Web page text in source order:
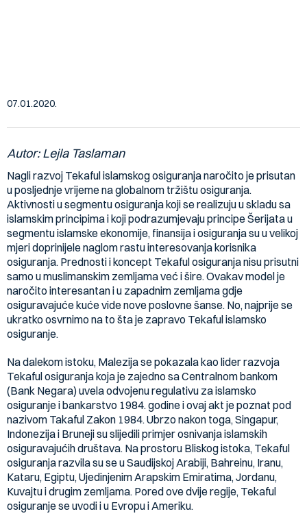
07.01.2020.
Autor: Lejla Taslaman
Nagli razvoj Tekaful islamskog osiguranja naročito je prisutan
u posljednje vrijeme na globalnom tržištu osiguranja.
Aktivnosti u segmentu osiguranja koji se realizuju u skladu sa
islamskim principima i koji podrazumjevaju principe Šerijata u
segmentu islamske ekonomije, finansija i osiguranja su u velikoj
mjeri doprinijele naglom rastu interesovanja korisnika
osiguranja. Prednosti i koncept Tekaful osiguranja nisu prisutni
samo u muslimanskim zemljama već i šire. Ovakav model je
naročito interesantan i u zapadnim zemljama gdje
osiguravajuće kuće vide nove poslovne šanse. No, najprije se
ukratko osvrnimo na to šta je zapravo Tekaful islamsko
osiguranje.
Na dalekom istoku, Malezija se pokazala kao lider razvoja
Tekaful osiguranja koja je zajedno sa Centralnom bankom
(Bank Negara) uvela odvojenu regulativu za islamsko
osiguranje i bankarstvo 1984. godine i ovaj akt je poznat pod
nazivom Takaful Zakon 1984. Ubrzo nakon toga, Singapur,
Indonezija i Bruneji su slijedili primjer osnivanja islamskih
osiguravajućih društava. Na prostoru Bliskog istoka, Tekaful
osiguranja razvila su se u Saudijskoj Arabiji, Bahreinu, Iranu,
Kataru, Egiptu, Ujedinjenim Arapskim Emiratima, Jordanu,
Kuvajtu i drugim zemljama. Pored ove dvije regije, Tekaful
osiguranje se uvodi i u Evropu i Ameriku.